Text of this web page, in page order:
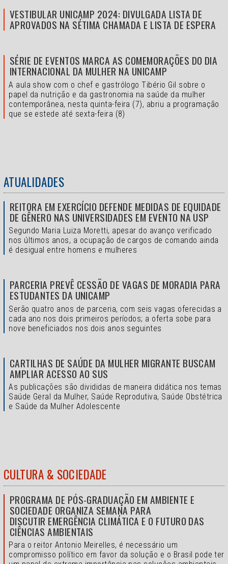
VESTIBULAR UNICAMP 2024: DIVULGADA LISTA DE
APROVADOS NA SÉTIMA CHAMADA E LISTA DE ESPERA
SÉRIE DE EVENTOS MARCA AS COMEMORAÇÕES DO DIA
INTERNACIONAL DA MULHER NA UNICAMP
A aula show com o chef e gastrólogo Tibério Gil sobre o
papel da nutrição e da gastronomia na saúde da mulher
contemporânea, nesta quinta-feira (7), abriu a programação
que se estede até sexta-feira (8)
ATUALIDADES
REITORA EM EXERCÍCIO DEFENDE MEDIDAS DE EQUIDADE
DE GÊNERO NAS UNIVERSIDADES EM EVENTO NA USP
Segundo Maria Luiza Moretti, apesar do avanço verificado
nos últimos anos, a ocupação de cargos de comando ainda
é desigual entre homens e mulheres
PARCERIA PREVÊ CESSÃO DE VAGAS DE MORADIA PARA
ESTUDANTES DA UNICAMP
Serão quatro anos de parceria, com seis vagas oferecidas a
cada ano nos dois primeiros períodos; a oferta sobe para
nove beneficiados nos dois anos seguintes
CARTILHAS DE SAÚDE DA MULHER MIGRANTE BUSCAM
AMPLIAR ACESSO AO SUS
As publicações são divididas de maneira didática nos temas
Saúde Geral da Mulher, Saúde Reprodutiva, Saúde Obstétrica
e Saúde da Mulher Adolescente
CULTURA & SOCIEDADE
PROGRAMA DE PÓS-GRADUAÇÃO EM AMBIENTE E
SOCIEDADE ORGANIZA SEMANA PARA
DISCUTIR EMERGÊNCIA CLIMÁTICA E O FUTURO DAS
CIÊNCIAS AMBIENTAIS
Para o reitor Antonio Meirelles, é necessário um
compromisso político em favor da solução e o Brasil pode ter